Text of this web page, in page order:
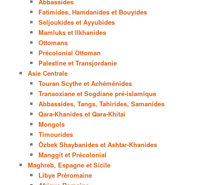
Fatimides, Hamdanides et Bouyides
Seljoukides et Ayyubides
Mamluks et Ilkhanides
Ottomans
Précolonial Ottoman
Palestine et Transjordanie
Asie Centrale
Touran Scythe et Achéménides
Transoxiane et Sogdiane pré-islamique
Abbassides, Tangs, Tahirides, Samanides
Qara-Khanides et Qara-Khitai
Mongols
Timourides
Özbek Shaybanides et Ashtar-Khanides
Manggit et Précolonial
Maghreb, Espagne et Sicile
Libye Préromaine